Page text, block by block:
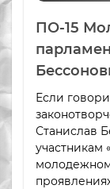
ПО-15
Если
Станислав
участникам